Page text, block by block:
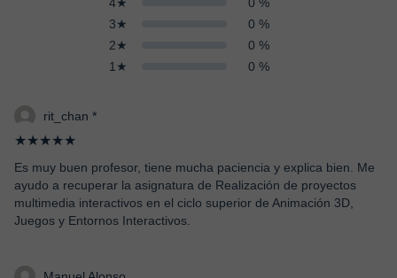
3★
0 %
2★
0 %
1★
0 %
rit_chan *
★★★★★
Es muy buen profesor, tiene mucha paciencia y explica bien. Me
ayudo a recuperar la asignatura de Realización de proyectos
multimedia interactivos en el ciclo superior de Animación 3D,
Juegos y Entornos Interactivos.